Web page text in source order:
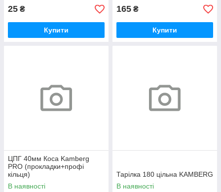
25 ₴
Купити
165 ₴
Купити
ЦПГ 40мм Коса Kamberg
PRO (прокладки+профі
кільця)
В наявності
Тарілка 180 цільна KAMBERG
В наявності